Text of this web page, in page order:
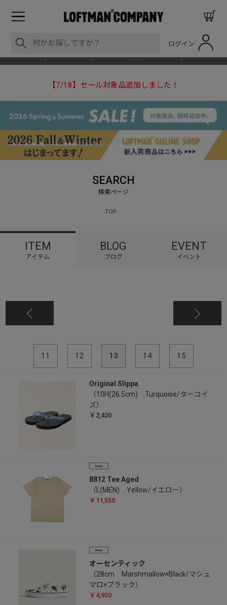
ログイン
【7/18】セール対象品追加しました！
【NEEDLESの別注】50周年 H.D. Track Pant
LOFTMAN RECRUIT
SEARCH
TOP
ITEM BLOG EVENT
11 12 13 14 15
Original Slippa
（10H(26.5cm) Turquoise/ターコイ
ズ）
￥2,420
8812 Tee Aged
（L(MEN) Yellow/イエロー）
￥11,550
オーセンティック
（28cm Marshmallow×Black/マシュ
マロ×ブラック）
￥4,950